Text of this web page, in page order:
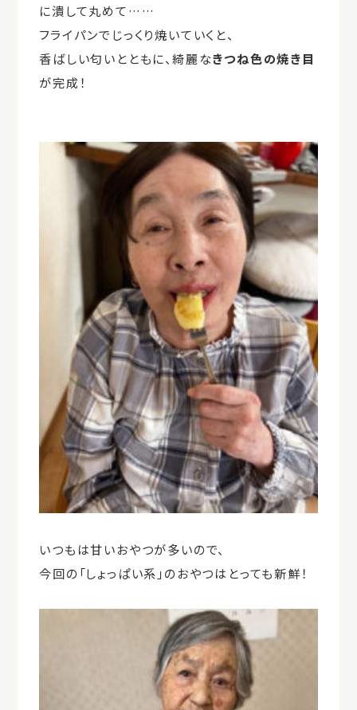
に潰して丸めて……
フライパンでじっくり焼いていくと、
香ばしい匂いとともに、綺麗なきつね色の焼き目
が完成！
いつもは甘いおやつが多いので、
今回の「しょっぱい系」のおやつはとっても新鮮！